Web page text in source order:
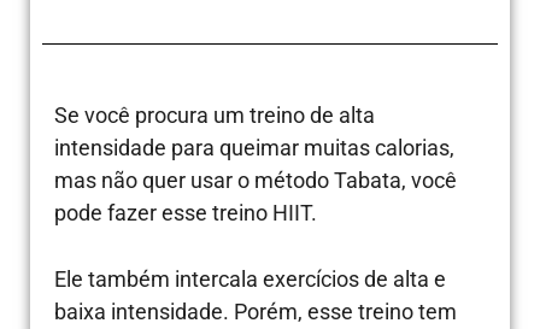
Se você procura um treino de alta
intensidade para queimar muitas calorias,
mas não quer usar o método Tabata, você
pode fazer esse treino HIIT.
Ele também intercala exercícios de alta e
baixa intensidade. Porém, esse treino tem